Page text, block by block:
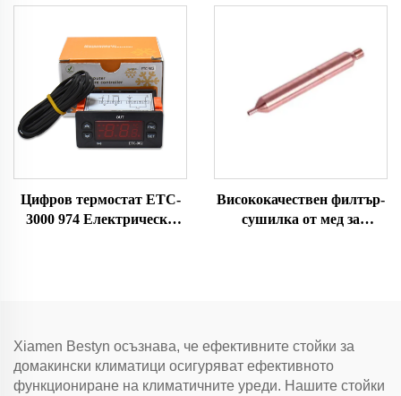
рефрижераторни системи
средства
Цифров термостат ETC-
3000 974 Електрически
Висококачествен филтър-
сушилка от мед за
Xiamen Bestyn осъзнава, че ефективните стойки за
домакински климатици осигуряват ефективното
функциониране на климатичните уреди. Нашите стойки